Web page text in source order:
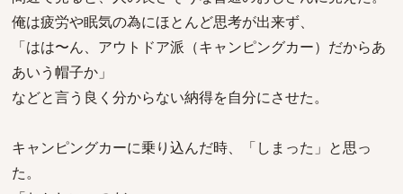
俺は疲労や眠気の為にほとんど思考が出来ず、
「はは〜ん、アウトドア派（キャンピングカー）だからあ
あいう帽子か」
などと言う良く分からない納得を自分にさせた。
キャンピングカーに乗り込んだ時、「しまった」と思っ
た。